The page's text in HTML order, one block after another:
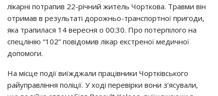
лікарні потрапив 22-річний житель Чорткова. Травми він
отримав в результаті дорожньо-транспортної пригоди,
яка трапилася 14 вересня о 00:30. Про потерпілого на
спецлінію “102” повідомив лікар екстреної медичної
допомоги.
На місце події виїжджали працівники Чортківського
райуправління поліції. У ході перевірки вони з’ясували,